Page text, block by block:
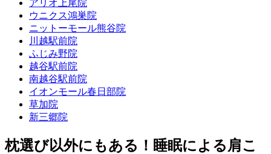
アリオ上尾院
ウニクス鴻巣院
ニットーモール熊谷院
川越駅前院
ふじみ野院
越谷駅前院
南越谷駅前院
イオンモール春日部院
草加院
新三郷院
枕選び以外にもある！睡眠による肩こ